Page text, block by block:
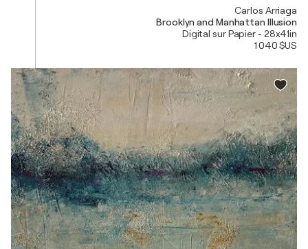
Carlos Arriaga
Brooklyn and Manhattan Illusion
Digital sur Papier - 28x41in
1 040 $US